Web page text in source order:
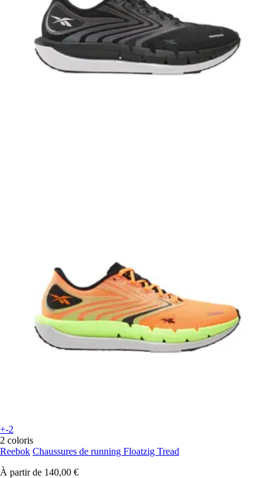
+-2
2 coloris
Reebok Chaussures de running Floatzig Tread
À partir de 140,00 €